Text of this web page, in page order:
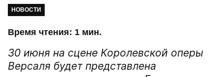
НОВОСТИ
Время чтения: 1 мин.
30 июня на сцене Королевской оперы
Версаля будет представлена